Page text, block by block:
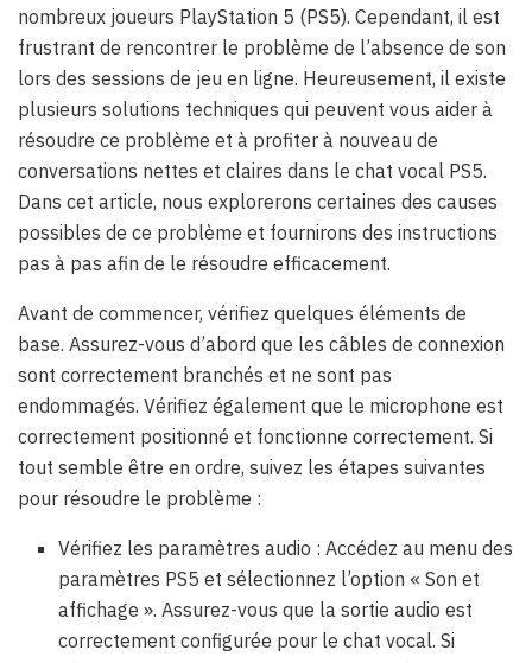
nombreux joueurs PlayStation 5 (PS5). Cependant, il est
frustrant de rencontrer le problème de l’absence de son
lors des sessions de jeu en ligne. Heureusement, il existe
plusieurs solutions techniques qui peuvent vous aider à
résoudre ce problème et à profiter à nouveau de
conversations nettes et claires dans le chat vocal PS5.
Dans cet article, nous explorerons certaines des causes
possibles de ce problème et fournirons des instructions
pas à pas afin de le résoudre efficacement.
Avant de commencer, vérifiez quelques éléments de
base. Assurez-vous d’abord que les câbles de connexion
sont correctement branchés et ne sont pas
endommagés. Vérifiez également que le microphone est
correctement positionné et fonctionne correctement. Si
tout semble être en ordre, suivez les étapes suivantes
pour résoudre le problème :
Vérifiez les paramètres audio : Accédez au menu des
paramètres PS5 et sélectionnez l’option « Son et
affichage ». Assurez-vous que la sortie audio est
correctement configurée pour le chat vocal. Si